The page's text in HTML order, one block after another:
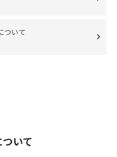
ついて
ついて